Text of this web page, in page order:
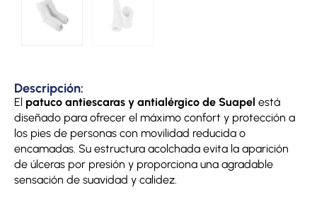
Descripción:
El patuco antiescaras y antialérgico de Suapel está
diseñado para ofrecer el máximo confort y protección a
los pies de personas con movilidad reducida o
encamadas. Su estructura acolchada evita la aparición
de úlceras por presión y proporciona una agradable
sensación de suavidad y calidez.